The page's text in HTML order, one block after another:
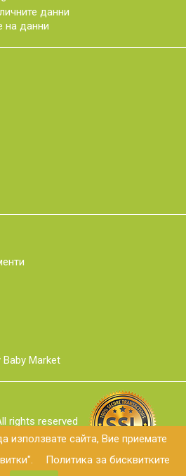
използвате сайта, Вие приемате
Политика за бисквитките
данни
на данни
Market
rights reserved